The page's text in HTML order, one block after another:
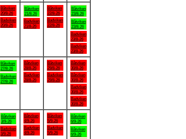
Båtviken
20/8-26
Badviken
20/8-26
Båtviken
21/8-26
Badviken
21/8-26
Båtviken
22/8-26
Badviken
22/8-26
Båtviken
23/8-26
Båtviken
23/8-26
Badviken
23/8-26
Badviken
23/8-26
Båtviken
27/8-26
Badviken
27/8-26
Båtviken
28/8-26
Badviken
28/8-26
Båtviken
29/8-26
Badviken
29/8-26
Båtviken
30/8-26
Båtviken
30/8-26
Badviken
30/8-26
Badviken
30/8-26
Båtviken
3/9-26
Badviken
3/9-26
Båtviken
4/9-26
Badviken
4/9-26
Båtviken
5/9-26
Badviken
5/9-26
Båtviken
6/9-26
Båtviken
6/9-26